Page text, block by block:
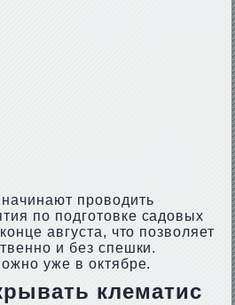
проводить
по подготовке садовых
августа, что позволяет
и без спешки.
уже в октябре.
клематис